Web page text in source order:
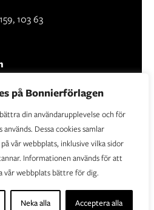
på Bonnierförlagen
din användarupplevelse och för
Dessa cookies samlar
vår webbplats, inklusive vilka sidor
Informationen används för att
vår webbplats bättre för dig.
Neka alla Acceptera alla
103 63
Cookies